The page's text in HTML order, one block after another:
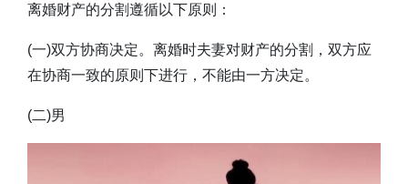
离婚财产的分割遵循以下原则：
(一)双方协商决定。离婚时夫妻对财产的分割，双方应
在协商一致的原则下进行，不能由一方决定。
(二)男